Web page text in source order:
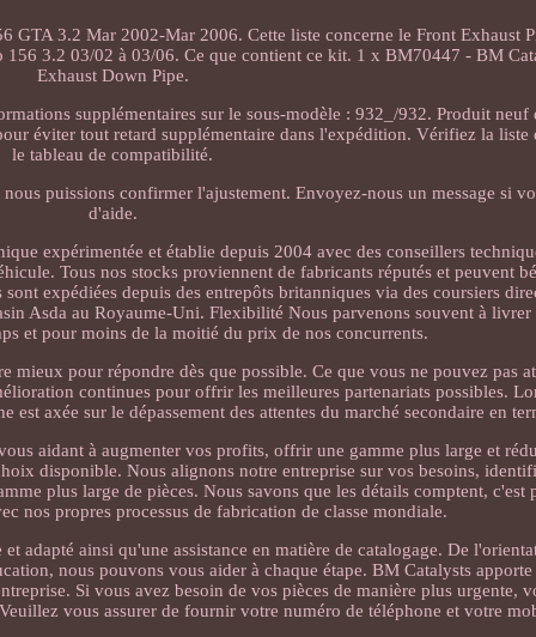
GTA 3.2 Mar 2002-Mar 2006. Cette liste concerne le Front Exhaust
3.2 03/02 à 03/06. Ce que contient ce kit. 1 x BM70447 - BM
Exhaust Down Pipe.
supplémentaires sur le sous-modèle : 932_/932. Produit neuf
éviter tout retard supplémentaire dans l'expédition. Vérifiez la liste
le tableau de compatibilité.
puissions confirmer l'ajustement. Envoyez-nous un message si
d'aide.
expérimentée et établie depuis 2004 avec des conseillers
Tous nos stocks proviennent de fabricants réputés et peuvent
expédiées depuis des entrepôts britanniques via des coursiers
Asda au Royaume-Uni. Flexibilité Nous parvenons souvent à
et pour moins de la moitié du prix de nos concurrents.
mieux pour répondre dès que possible. Ce que vous ne pouvez pas
continues pour offrir les meilleures partenariats possibles.
axée sur le dépassement des attentes du marché secondaire en
aidant à augmenter vos profits, offrir une gamme plus large et
disponible. Nous alignons notre entreprise sur vos besoins,
plus large de pièces. Nous savons que les détails comptent, c'est
nos propres processus de fabrication de classe mondiale.
adapté ainsi qu'une assistance en matière de catalogage. De
nous pouvons vous aider à chaque étape. BM Catalysts
Si vous avez besoin de vos pièces de manière plus urgente,
vous assurer de fournir votre numéro de téléphone et votre